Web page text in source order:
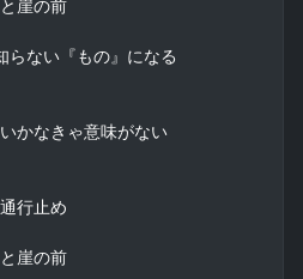
崖の前
ない『もの』になる
かなきゃ意味がない
崖の前